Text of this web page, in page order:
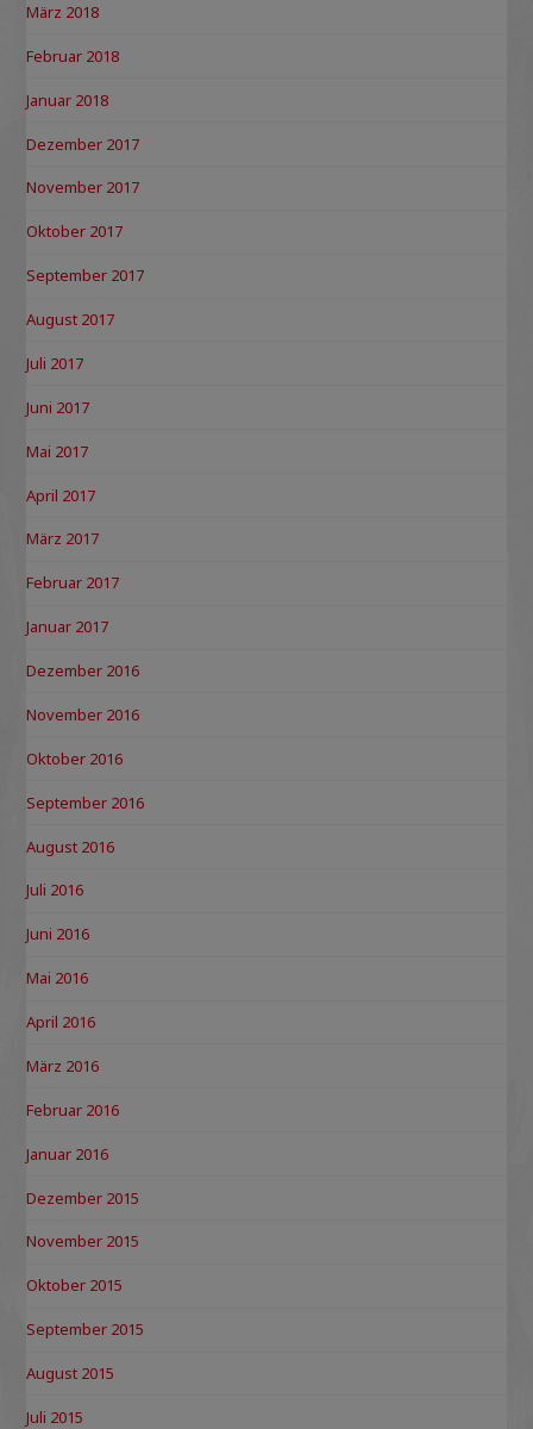
März 2018
Februar 2018
Januar 2018
Dezember 2017
November 2017
Oktober 2017
September 2017
August 2017
Juli 2017
Juni 2017
Mai 2017
April 2017
März 2017
Februar 2017
Januar 2017
Dezember 2016
November 2016
Oktober 2016
September 2016
August 2016
Juli 2016
Juni 2016
Mai 2016
April 2016
März 2016
Februar 2016
Januar 2016
Dezember 2015
November 2015
Oktober 2015
September 2015
August 2015
Juli 2015